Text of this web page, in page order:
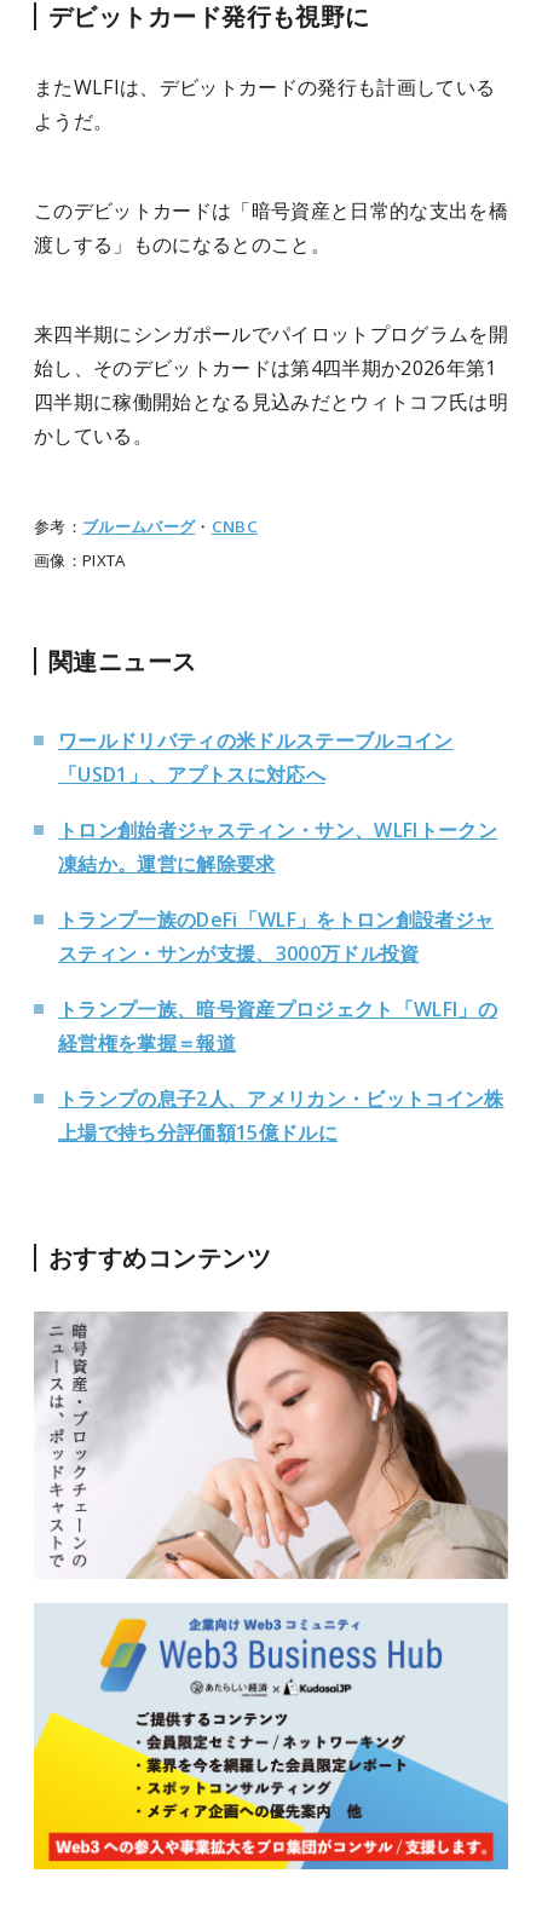
デビットカード発行も視野に
またWLFIは、デビットカードの発行も計画している
ようだ。
このデビットカードは「暗号資産と日常的な支出を橋
渡しする」ものになるとのこと。
来四半期にシンガポールでパイロットプログラムを開
始し、そのデビットカードは第4四半期か2026年第1
四半期に稼働開始となる見込みだとウィトコフ氏は明
かしている。
参考： ブルームバーグ・ CNBC
画像：PIXTA
関連ニュース
ワールドリバティの米ドルステーブルコイン
「USD1」、アプトスに対応へ
トロン創始者ジャスティン・サン、WLFIトークン
凍結か。運営に解除要求
トランプ一族のDeFi「WLF」をトロン創設者ジャ
スティン・サンが支援、3000万ドル投資
トランプ一族、暗号資産プロジェクト「WLFI」の
経営権を掌握＝報道
トランプの息子2人、アメリカン・ビットコイン株
上場で持ち分評価額15億ドルに
おすすめコンテンツ